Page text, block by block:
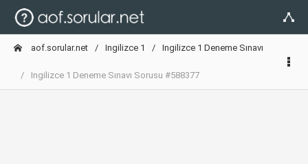
aof.sorular.net Ingilizce 1 Ingilizce 1 Deneme Sınavı
Ingilizce 1 Deneme Sınavı Sorusu #588377